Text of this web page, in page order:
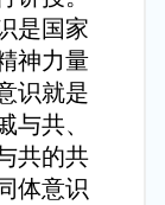
是国家
神力量
识就是
与共、
共的共
体意识